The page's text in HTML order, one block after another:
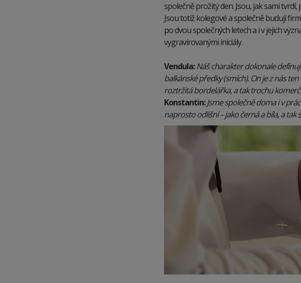
společně prožitý den. Jsou, jak sami
Jsou totiž kolegové a společně budují
po dvou společných letech a i v jejich
vygravírovanými iniciály.
Vendula:Náš charakter dokonale
balkánské předky (smích). On je z nás
roztržitá bordelářka, a tak trochu
Konstantin:Jsme společně doma i v
naprosto odlišní – jako černá a bíla, a tak